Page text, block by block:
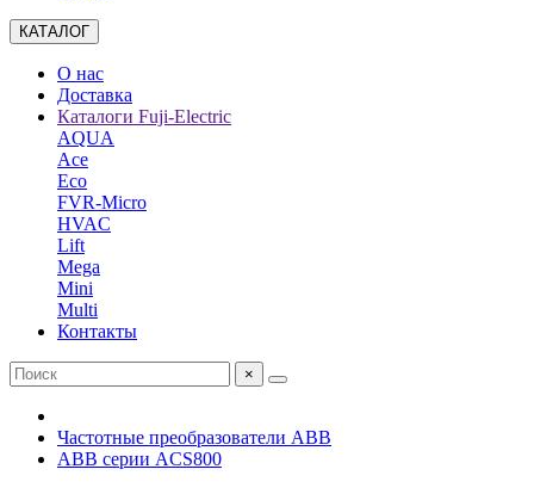
КАТАЛОГ
О нас
Доставка
Каталоги Fuji-Electric
AQUA
Ace
Eco
FVR-Micro
HVAC
Lift
Mega
Mini
Multi
Контакты
×
Частотные преобразователи ABB
ABB серии ACS800